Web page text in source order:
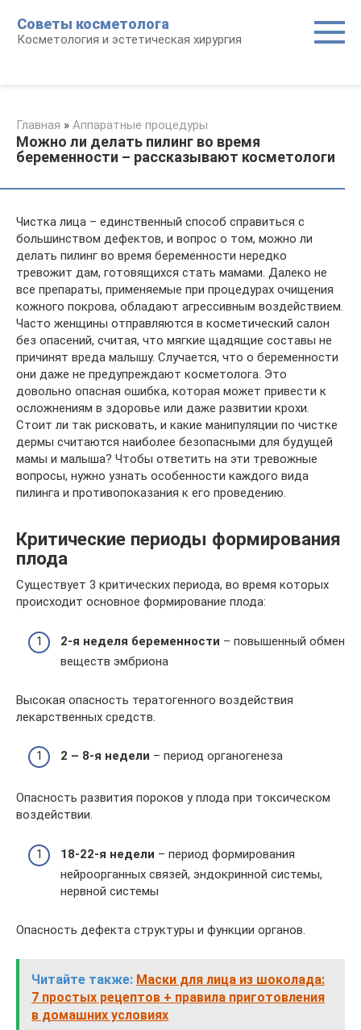
контенту
Советы косметолога
Косметология и эстетическая хирургия
Главная » Аппаратные процедуры
Можно ли делать пилинг во время
беременности – рассказывают косметологи
Чистка лица – единственный способ справиться с
большинством дефектов, и вопрос о том, можно ли
делать пилинг во время беременности нередко
тревожит дам, готовящихся стать мамами. Далеко не
все препараты, применяемые при процедурах очищения
кожного покрова, обладают агрессивным воздействием.
Часто женщины отправляются в косметический салон
без опасений, считая, что мягкие щадящие составы не
причинят вреда малышу. Случается, что о беременности
они даже не предупреждают косметолога. Это
довольно опасная ошибка, которая может привести к
осложнениям в здоровье или даже развитии крохи.
Стоит ли так рисковать, и какие манипуляции по чистке
дермы считаются наиболее безопасными для будущей
мамы и малыша? Чтобы ответить на эти тревожные
вопросы, нужно узнать особенности каждого вида
пилинга и противопоказания к его проведению.
Критические периоды формирования
плода
Существует 3 критических периода, во время которых
происходит основное формирование плода:
2-я неделя беременности – повышенный обмен
веществ эмбриона
Высокая опасность тератогенного воздействия
лекарственных средств.
2 – 8-я недели – период органогенеза
Опасность развития пороков у плода при токсическом
воздействии.
18-22-я недели – период формирования
нейроорганных связей, эндокринной системы,
нервной системы
Опасность дефекта структуры и функции органов.
Читайте также: Маски для лица из шоколада:
7 простых рецептов + правила приготовления
в домашних условиях